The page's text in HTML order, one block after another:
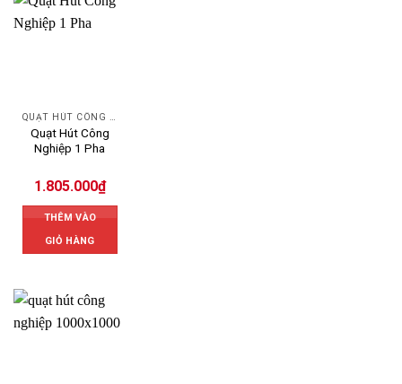
QUẠT HÚT CÔNG NGHIỆP
Quạt Hút Công
Nghiệp 1 Pha
1.805.000₫
THÊM VÀO
GIỎ HÀNG